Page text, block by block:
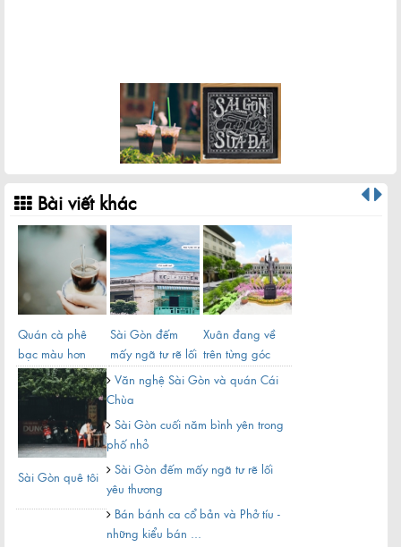
Bài viết khác
Quán cà phê
bạc màu hơn
nửa thế kỷ giữa
lòng Sài ...
Sài Gòn đếm
mấy ngã tư rẽ lối
yêu thương
Xuân đang về
trên từng góc
phố Sài Gòn
Sài Gòn quê tôi
Văn nghệ Sài Gòn và quán Cái
Chùa
Sài Gòn cuối năm bình yên trong
phố nhỏ
Sài Gòn đếm mấy ngã tư rẽ lối
yêu thương
Bán bánh ca cổ bản và Phở tíu -
những kiểu bán ...